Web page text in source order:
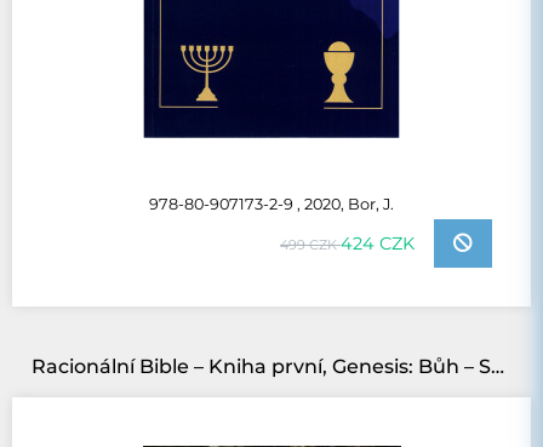
978-80-907173-2-9 , 2020, Bor, J.
499 CZK424 CZK
Racionální Bible – Kniha první, Genesis: Bůh – Stvoření světa – Zkáza